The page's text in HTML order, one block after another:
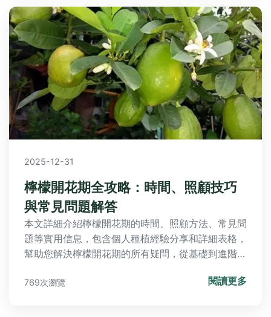
2025-12-31
檸檬開花期全攻略：時間、照顧技巧
與常見問題解答
本文詳細介紹檸檬開花期的時間、照顧方法、常見問
題等實用信息，包含個人種植經驗分享和詳細表格，
幫助您解決檸檬開花期的所有疑問，從基礎到進階，
769次瀏覽 閱讀更多